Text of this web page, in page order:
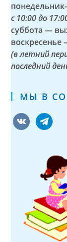
с 10:00 до
суббота —
(в летний
последний
МЫ В
vkontaktetelegram